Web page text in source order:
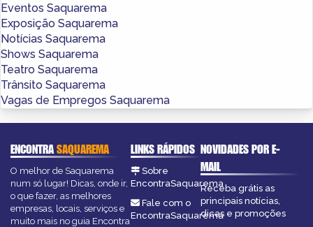
Eventos Saquarema
Exposição Saquarema
Notícias Saquarema
Shows Saquarema
Teatro Saquarema
Trânsito Saquarema
Vagas de Empregos Saquarema
ENCONTRASAQUAREMA
O melhor de Saquarema
num só lugar! Dicas, onde ir,
o que fazer, as melhores
empresas, locais, serviços e
muito mais no guia Encontra
LINKS RÁPIDOS
Sobre
EncontraSaquarema
Fale com o
EncontraSaquarema
NOVIDADES POR E-
MAIL
Receba grátis as
principais notícias,
dicas e promoções